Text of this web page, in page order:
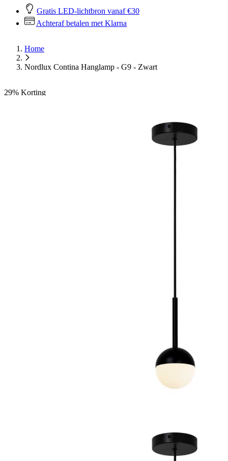
Gratis LED-lichtbron vanaf €30
Achteraf betalen met Klarna
Home
Nordlux Contina Hanglamp - G9 - Zwart
29% Korting